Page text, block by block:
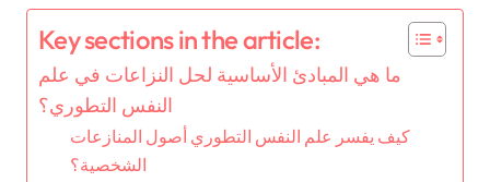
Key sections in the article:
ما هي المبادئ الأساسية لحل النزاعات في علم
النفس التطوري؟
كيف يفسر علم النفس التطوري أصول المنازعات
الشخصية؟